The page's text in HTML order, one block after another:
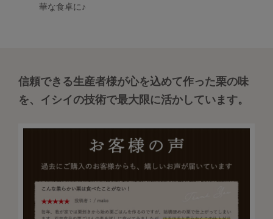
華な食卓に♪
信頼できる生産者様が心を込めて作った栗の味
を、イシイの技術で最大限に活かしています。